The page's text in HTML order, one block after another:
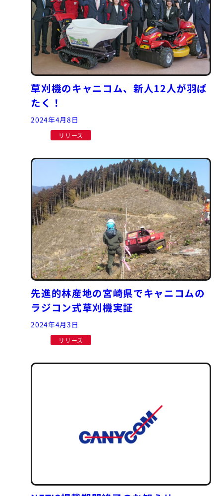
草刈機のキャニコム、新人12人が羽ば
たく！
2024年4月8日
リリース
先進的林産地の宮崎県でキャニコムの
ラジコン式草刈機実証
2024年4月3日
リリース